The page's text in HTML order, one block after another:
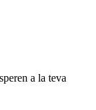
a la teva